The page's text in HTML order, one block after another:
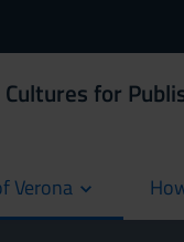
for
Verona